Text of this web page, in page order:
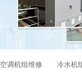
空调机组维修 冷水机